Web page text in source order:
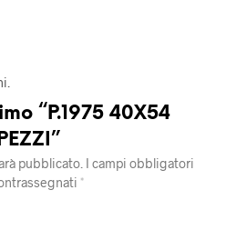
“P.1975 40X54
pubblicato. I campi obbligatori
*